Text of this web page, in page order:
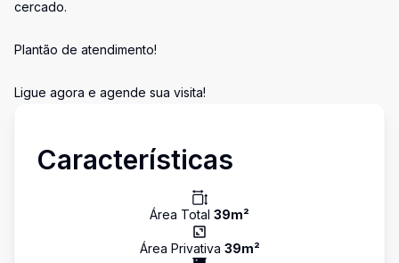
cercado.
Plantão de atendimento!
Ligue agora e agende sua visita!
Características
Área Total 39m²
Área Privativa 39m²